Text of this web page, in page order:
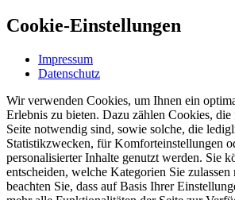
Cookie-Einstellungen
Impressum
Datenschutz
Wir verwenden Cookies, um Ihnen ein
Erlebnis zu bieten. Dazu zählen Cookies,
Seite notwendig sind, sowie solche, die
Statistikzwecken, für Komforteinstellungen
personalisierter Inhalte genutzt werden. Sie
entscheiden, welche Kategorien Sie
beachten Sie, dass auf Basis Ihrer